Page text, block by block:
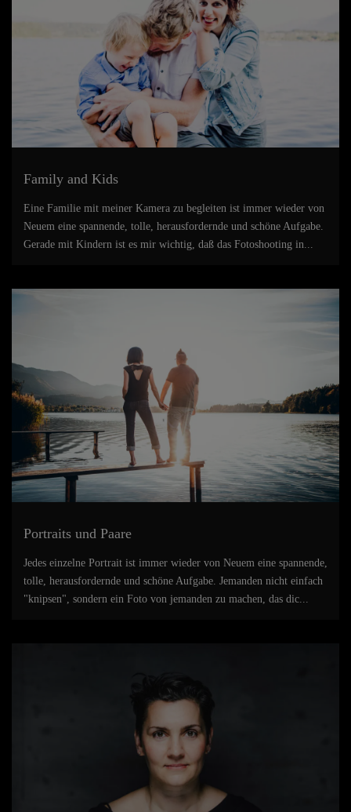
Family and Kids
Eine Familie mit meiner Kamera zu begleiten ist immer wieder von
Neuem eine spannende, tolle, herausfordernde und schöne Aufgabe.
Gerade mit Kindern ist es mir wichtig, daß das Fotoshooting in...
Portraits und Paare
Jedes einzelne Portrait ist immer wieder von Neuem eine spannende,
tolle, herausfordernde und schöne Aufgabe. Jemanden nicht einfach
"knipsen", sondern ein Foto von jemanden zu machen, das dic...